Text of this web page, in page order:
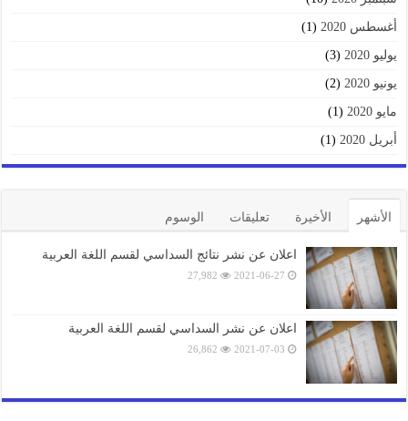
أغسطس 2020 (1)
يوليو 2020 (3)
يونيو 2020 (2)
مايو 2020 (1)
أبريل 2020 (1)
الأشهر الأخيرة تعليقات الوسوم
اعلان عن نشر نتائج السداسي لقسم اللغة العربية
2021-06-27
27,982
اعلان عن نشر السداسي لقسم اللغة العربية
2021-07-03
26,862